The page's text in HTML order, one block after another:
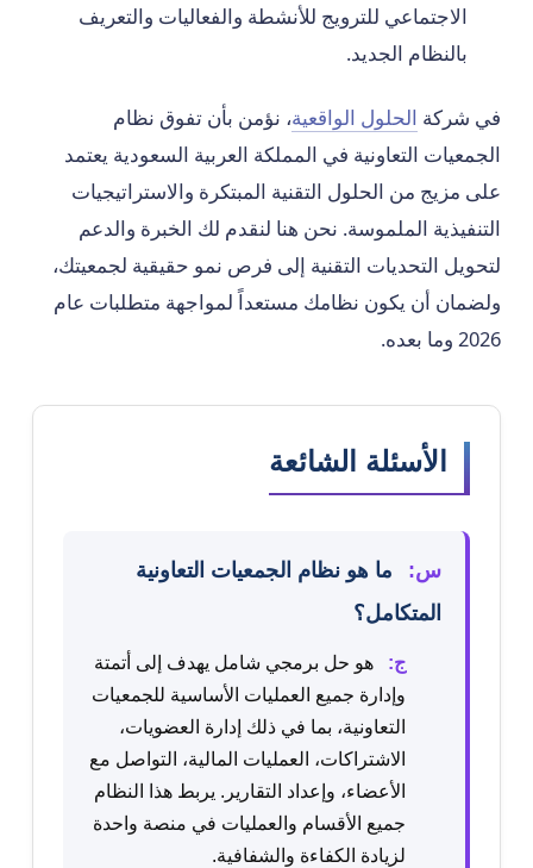
الاجتماعي للترويج للأنشطة والفعاليات والتعريف
بالنظام الجديد.
في شركة الحلول الواقعية، نؤمن بأن تفوق نظام
الجمعيات التعاونية في المملكة العربية السعودية يعتمد
على مزيج من الحلول التقنية المبتكرة والاستراتيجيات
التنفيذية الملموسة. نحن هنا لنقدم لك الخبرة والدعم
لتحويل التحديات التقنية إلى فرص نمو حقيقية لجمعيتك،
ولضمان أن يكون نظامك مستعداً لمواجهة متطلبات عام
2026 وما بعده.
الأسئلة الشائعة
س:
ما هو نظام الجمعيات التعاونية
المتكامل؟
ج:
هو حل برمجي شامل يهدف إلى أتمتة
وإدارة جميع العمليات الأساسية للجمعيات
التعاونية، بما في ذلك إدارة العضويات،
الاشتراكات، العمليات المالية، التواصل مع
الأعضاء، وإعداد التقارير. يربط هذا النظام
جميع الأقسام والعمليات في منصة واحدة
لزيادة الكفاءة والشفافية.